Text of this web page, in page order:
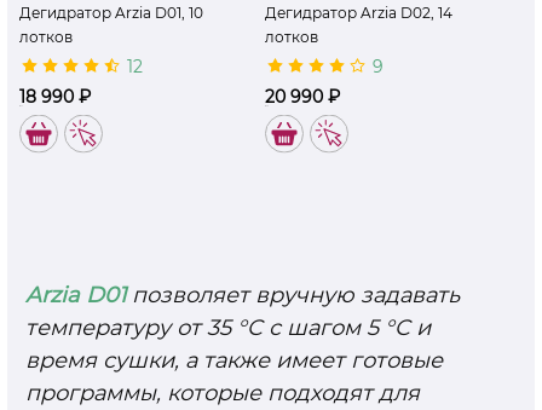
Дегидратор Arzia D01, 10
лотков
12
18 990 ₽
Дегидратор Arzia D02, 14
лотков
9
20 990 ₽
Arzia D01 позволяет вручную задавать
температуру от 35 °C с шагом 5 °C и
время сушки, а также имеет готовые
программы, которые подходят для